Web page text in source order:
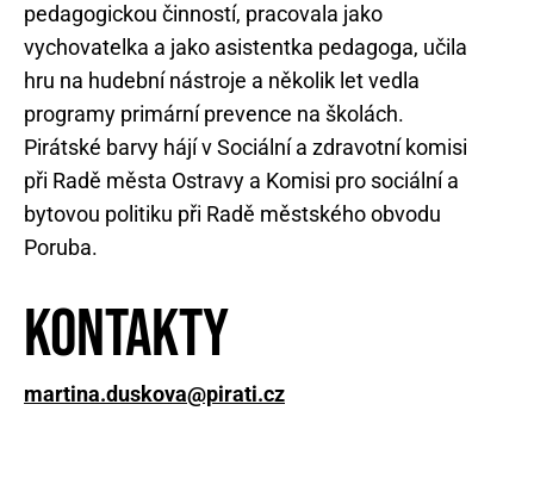
pedagogickou činností, pracovala jako
vychovatelka a jako asistentka pedagoga, učila
hru na hudební nástroje a několik let vedla
programy primární prevence na školách.
Pirátské barvy hájí v Sociální a zdravotní komisi
při Radě města Ostravy a Komisi pro sociální a
bytovou politiku při Radě městského obvodu
Poruba.
Kontakty
martina.duskova@pirati.cz